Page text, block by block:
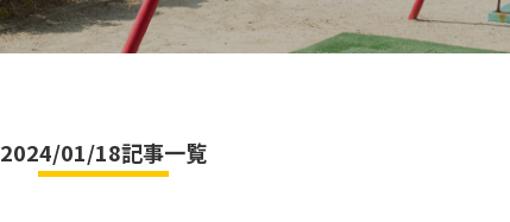
2024/01/18記事一覧